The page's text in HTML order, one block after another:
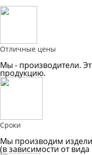
Отличные цены
Мы - производители.
продукцию.
Сроки
Мы производим
(в зависимости от